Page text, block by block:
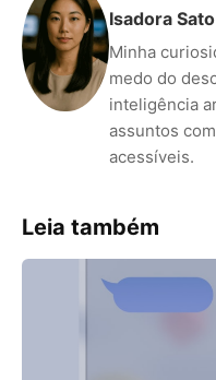
Isadora Sato
Minha
medo do
inteligência
assuntos
acessíveis.
Leia também